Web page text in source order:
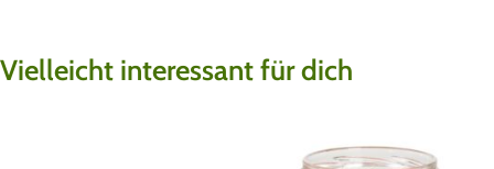
Vielleicht interessant für dich